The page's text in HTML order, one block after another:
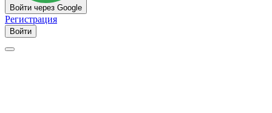
Войти через Google
Регистрация
Войти